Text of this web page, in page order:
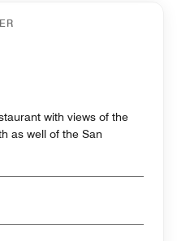
with views of the
as well of the San